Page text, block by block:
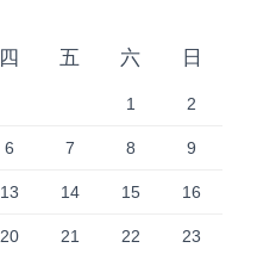
四 五 六 日
1 2
6 7 8 9
13 14 15 16
20 21 22 23